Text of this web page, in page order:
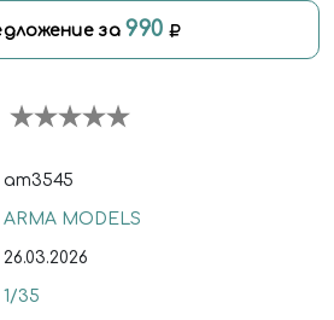
за990
am3545
ARMA MODELS
26.03.2026
1/35